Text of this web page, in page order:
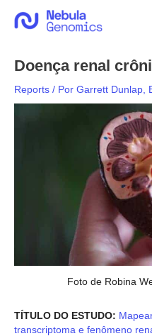
para
Doença renal
Reports / Por Garrett Dunlap,
Foto de Robina
TÍTULO DO ESTUDO:
transcriptoma e fenômeno